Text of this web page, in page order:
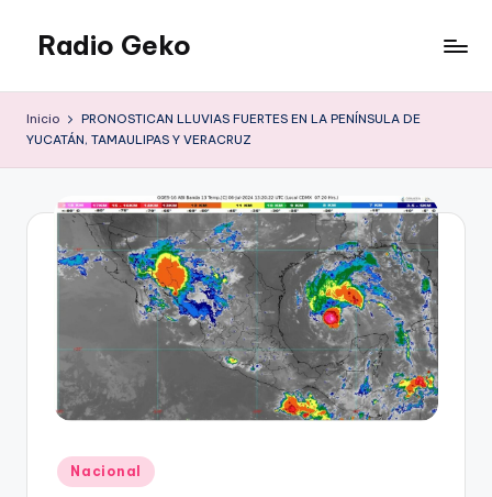
Saltar
contenido
Radio Geko
Inicio
PRONOSTICAN LLUVIAS FUERTES EN LA PENÍNSULA DE
YUCATÁN, TAMAULIPAS Y VERACRUZ
Publicado
en
Nacional